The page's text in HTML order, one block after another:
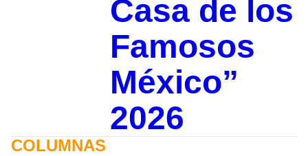
Casa de los
Famosos
México”
2026
COLUMNAS